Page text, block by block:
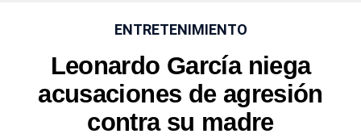
ENTRETENIMIENTO
Leonardo García niega
acusaciones de agresión
contra su madre